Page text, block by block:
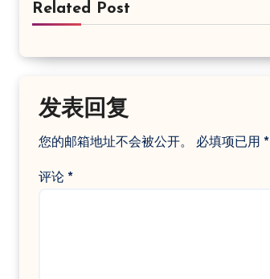
Related Post
发表回复
您的邮箱地址不会被公开。 必填项已用 *
评论 *